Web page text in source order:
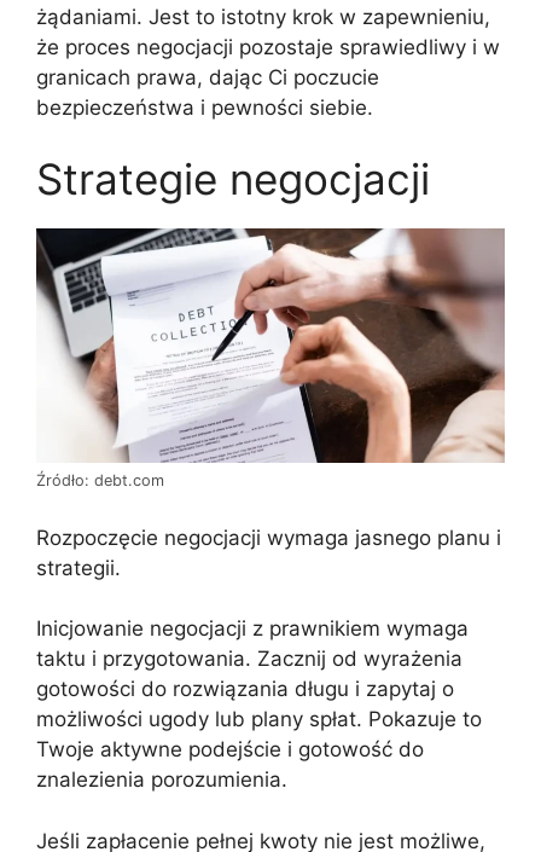
żądaniami. Jest to istotny krok w zapewnieniu,
że proces negocjacji pozostaje sprawiedliwy i w
granicach prawa, dając Ci poczucie
bezpieczeństwa i pewności siebie.
Strategie negocjacji
Źródło: debt.com
Rozpoczęcie negocjacji wymaga jasnego planu i
strategii.
Inicjowanie negocjacji z prawnikiem wymaga
taktu i przygotowania. Zacznij od wyrażenia
gotowości do rozwiązania długu i zapytaj o
możliwości ugody lub plany spłat. Pokazuje to
Twoje aktywne podejście i gotowość do
znalezienia porozumienia.
Jeśli zapłacenie pełnej kwoty nie jest możliwe,